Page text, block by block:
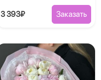
3 393₽ Заказать